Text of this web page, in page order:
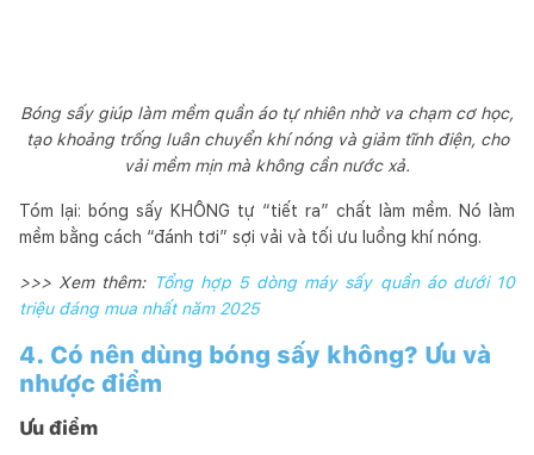
Bóng sấy giúp làm mềm quần áo tự nhiên nhờ va chạm cơ học,
tạo khoảng trống luân chuyển khí nóng và giảm tĩnh điện, cho
vải mềm mịn mà không cần nước xả.
Tóm lại: bóng sấy KHÔNG tự “tiết ra” chất làm mềm. Nó làm
mềm bằng cách “đánh tơi” sợi vải và tối ưu luồng khí nóng.
>>> Xem thêm: Tổng hợp 5 dòng máy sấy quần áo dưới 10
triệu đáng mua nhất năm 2025
4. Có nên dùng bóng sấy không? Ưu và
nhược điểm
Ưu điểm